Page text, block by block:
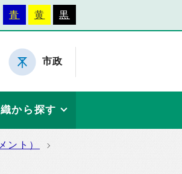
青 黄 黒
市政
から探す
ント）